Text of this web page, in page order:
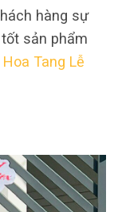
hàng sự
sản phẩm
Tang Lễ